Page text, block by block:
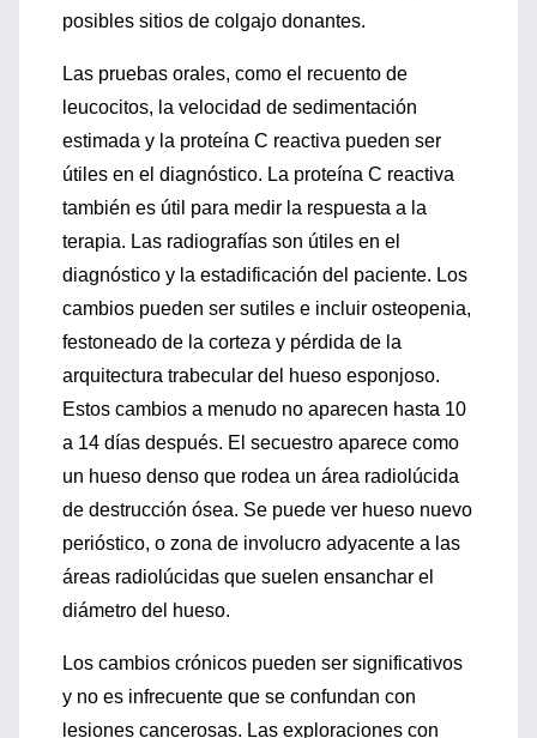
posibles sitios de colgajo donantes.
Las pruebas orales, como el recuento de
leucocitos, la velocidad de sedimentación
estimada y la proteína C reactiva pueden ser
útiles en el diagnóstico. La proteína C reactiva
también es útil para medir la respuesta a la
terapia. Las radiografías son útiles en el
diagnóstico y la estadificación del paciente. Los
cambios pueden ser sutiles e incluir osteopenia,
festoneado de la corteza y pérdida de la
arquitectura trabecular del hueso esponjoso.
Estos cambios a menudo no aparecen hasta 10
a 14 días después. El secuestro aparece como
un hueso denso que rodea un área radiolúcida
de destrucción ósea. Se puede ver hueso nuevo
perióstico, o zona de involucro adyacente a las
áreas radiolúcidas que suelen ensanchar el
diámetro del hueso.
Los cambios crónicos pueden ser significativos
y no es infrecuente que se confundan con
lesiones cancerosas. Las exploraciones con